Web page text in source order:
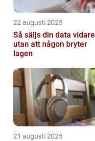
22 augusti 2025
Så säljs din data vidare
utan att någon bryter
lagen
21 augusti 2025